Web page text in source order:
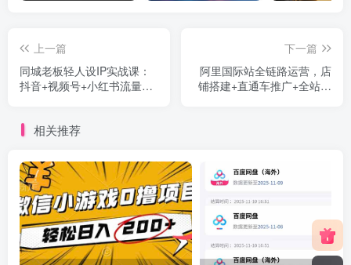
上一篇
同城老板轻人设IP实战课：
抖音+视频号+小红书流量算
下一篇
阿里国际站全链路运营，店
铺搭建+直通车推广+全站推
相关推荐